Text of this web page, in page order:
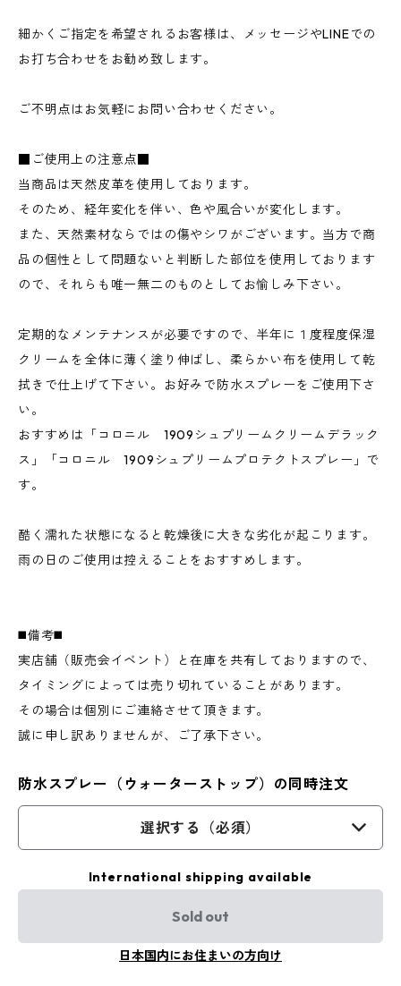
細かくご指定を希望されるお客様は、メッセージやLINEでの
お打ち合わせをお勧め致します。
ご不明点はお気軽にお問い合わせください。
■ご使用上の注意点■
当商品は天然皮革を使用しております。
そのため、経年変化を伴い、色や風合いが変化します。
また、天然素材ならではの傷やシワがございます。当方で商
品の個性として問題ないと判断した部位を使用しております
ので、それらも唯一無二のものとしてお愉しみ下さい。
定期的なメンテナンスが必要ですので、半年に１度程度保湿
クリームを全体に薄く塗り伸ばし、柔らかい布を使用して乾
拭きで仕上げて下さい。お好みで防水スプレーをご使用下さ
い。
おすすめは「コロニル 1909シュプリームクリームデラック
ス」「コロニル 1909シュプリームプロテクトスプレー」で
す。
酷く濡れた状態になると乾燥後に大きな劣化が起こります。
雨の日のご使用は控えることをおすすめします。
◼️備考◼️
実店舗（販売会イベント）と在庫を共有しておりますので、
タイミングによっては売り切れていることがあります。
その場合は個別にご連絡させて頂きます。
誠に申し訳ありませんが、ご了承下さい。
防水スプレー（ウォーターストップ）の同時注文
選択する（必須）
International shipping available
Sold out
日本国内にお住まいの方向け